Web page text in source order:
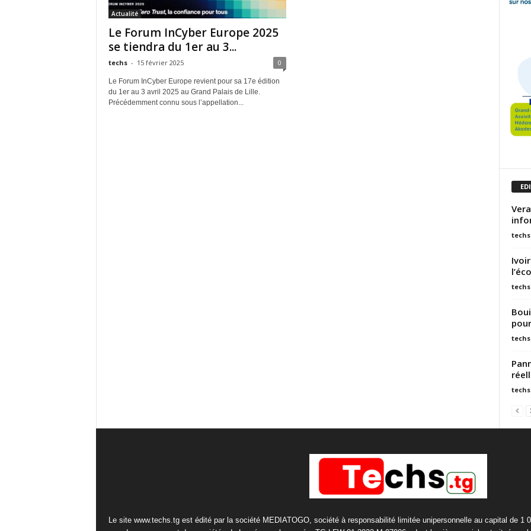
Actualité
Le Forum InCyber Europe 2025
se tiendra du 1er au 3...
techs - 15 février 2025 0
Le Forum InCyber Europe revient pour sa 17e édition
du 1er au 3 avril 2025 au Grand Palais de Lille.
Précédemment connu sous l’appellation...
techs
techs
techs
techs
Le site www.techs.tg est édité par la société MEDIATOGO, société à responsabilité limitée unipersonnelle au capital de 1